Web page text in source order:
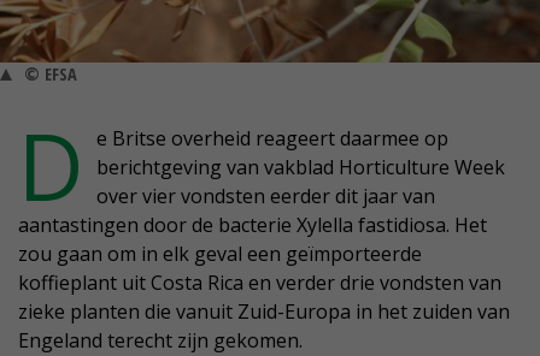
© EFSA
D
e Britse overheid reageert daarmee op
berichtgeving van vakblad Horticulture Week
over vier vondsten eerder dit jaar van
aantastingen door de bacterie Xylella fastidiosa. Het
zou gaan om in elk geval een geïmporteerde
koffieplant uit Costa Rica en verder drie vondsten van
zieke planten die vanuit Zuid-Europa in het zuiden van
Engeland terecht zijn gekomen.